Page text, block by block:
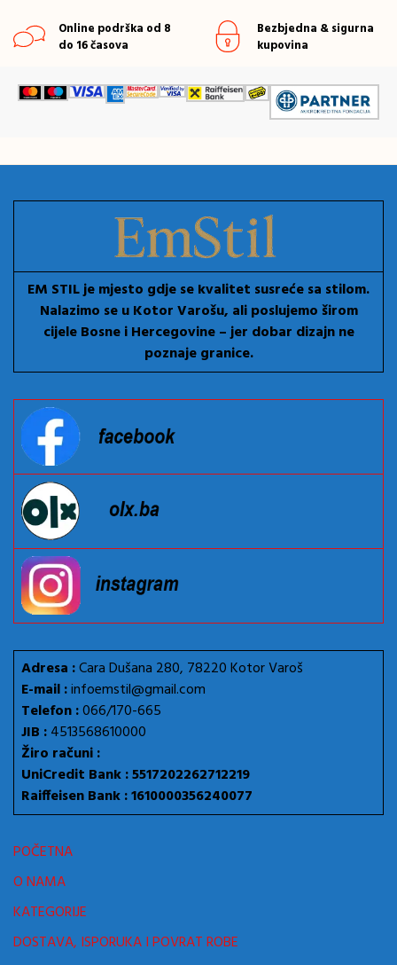
Online podrška od 8
do 16 časova
Bezbjedna & sigurna
kupovina
EM STIL je mjesto gdje se kvalitet susreće sa stilom.
Nalazimo se u Kotor Varošu, ali poslujemo širom
cijele Bosne i Hercegovine – jer dobar dizajn ne
poznaje granice.
Adresa :Cara Dušana 280, 78220 Kotor Varoš
E-mail :infoemstil@gmail.com
Telefon :066/170-665
JIB :4513568610000
Žiro računi :
UniCredit Bank : 5517202262712219
Raiffeisen Bank : 1610000356240077
POČETNA
O NAMA
KATEGORIJE
DOSTAVA, ISPORUKA I POVRAT ROBE